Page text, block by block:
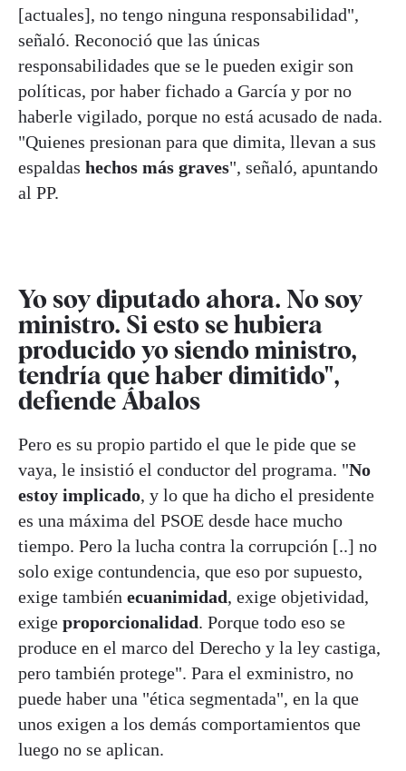
[actuales], no tengo ninguna responsabilidad",
señaló. Reconoció que las únicas
responsabilidades que se le pueden exigir son
políticas, por haber fichado a García y por no
haberle vigilado, porque no está acusado de nada.
"Quienes presionan para que dimita, llevan a sus
espaldas hechos más graves", señaló, apuntando
al PP.
Yo soy diputado ahora. No soy
ministro. Si esto se hubiera
producido yo siendo ministro,
tendría que haber dimitido",
defiende Ábalos
Pero es su propio partido el que le pide que se
vaya, le insistió el conductor del programa. "No
estoy implicado, y lo que ha dicho el presidente
es una máxima del PSOE desde hace mucho
tiempo. Pero la lucha contra la corrupción [..] no
solo exige contundencia, que eso por supuesto,
exige también ecuanimidad, exige objetividad,
exige proporcionalidad. Porque todo eso se
produce en el marco del Derecho y la ley castiga,
pero también protege". Para el exministro, no
puede haber una "ética segmentada", en la que
unos exigen a los demás comportamientos que
luego no se aplican.